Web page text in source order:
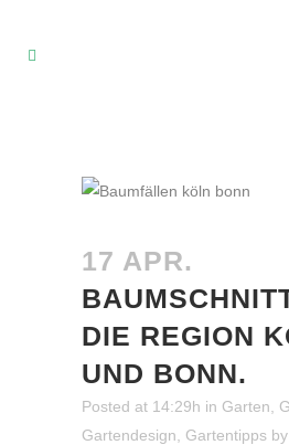
17 APR.
DIE REGION
UND BONN.
Posted at 14:29h in Garten
Gartendesign
Gartentipps by